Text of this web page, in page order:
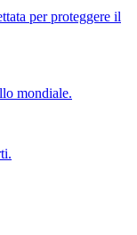
per proteggere il
mondiale.